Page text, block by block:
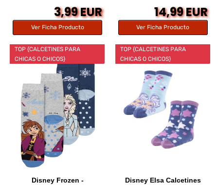
3,99 EUR
Ver Ficha Producto
14,99 EUR
Ver Ficha Producto
TOP {CALCETINES PARA
CHICAS O CHICOS}
Disney Frozen -
TOP {CALCETINES PARA
CHICAS O CHICOS}
Disney Elsa Calcetines